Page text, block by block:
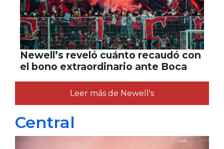
Newell’s reveló cuánto recaudó con
el bono extraordinario ante Boca
Leer más de Newell's
Central